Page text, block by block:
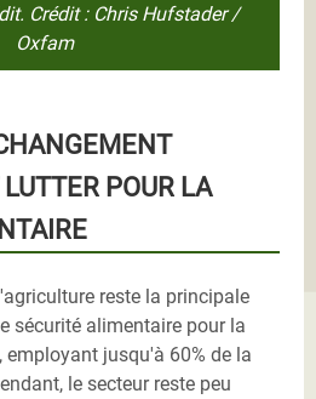
Crédit : Chris Hufstader /
Oxfam
POUR LA
reste la principale
sécurité alimentaire pour la
employant jusqu'à 60% de la
le secteur reste peu